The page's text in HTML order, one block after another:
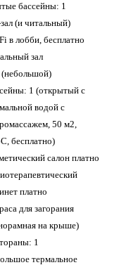
бассейны: 1
(и читальный)
в лобби, бесплатно
зал
(небольшой)
1 (открытый с
водой с
50 м2,
бесплатно)
салон платно
платно
для загорания
на крыше)
1
термальное